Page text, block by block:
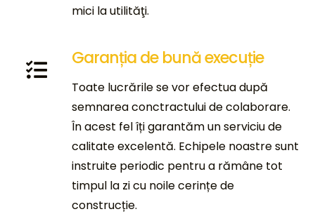
mici la utilităţi.
Garanția de bună execuție
Toate lucrările se vor efectua după
semnarea conctractului de colaborare.
În acest fel îți garantăm un serviciu de
calitate excelentă. Echipele noastre sunt
instruite periodic pentru a rămâne tot
timpul la zi cu noile cerințe de
construcție.